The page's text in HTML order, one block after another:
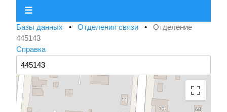
☰
Базы данных • Отделения связи • Отделение
445143
Справка